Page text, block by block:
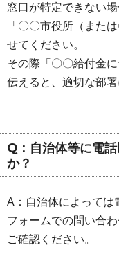
窓口が特定できない場
「〇〇市役所（また
せてください。
その際「〇〇給付金
伝えると、適切な部
Q：自治体等に電
か？
A：自治体によっては
フォームでの問い合
ご確認ください。